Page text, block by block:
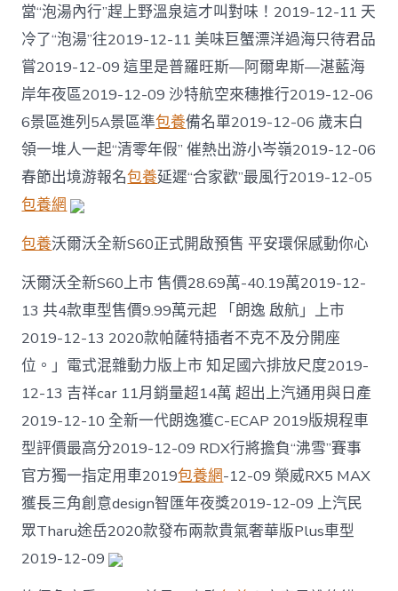
梅
季，
這
四
個
地
S
包
養
方，
擇
往
個？〉
中
當“泡湯內行”趕上野溫泉這才叫對味！2019-12-11 天
冷了“泡湯”往2019-12-11 美味巨蟹漂洋過海只待君品
嘗2019-12-09 這里是普羅旺斯—阿爾卑斯—湛藍海
岸年夜區2019-12-09 沙特航空來穗推行2019-12-06
6景區進列5A景區準包養備名單2019-12-06 歲末白
領一堆人一起“清零年假” 催熱出游小岑嶺2019-12-06
春節出境游報名包養延遲“合家歡”最風行2019-12-05
包養網
包養沃爾沃全新S60正式開啟預售 平安環保感動你心
沃爾沃全新S60上市 售價28.69萬-40.19萬2019-12-
13 共4款車型售價9.99萬元起 「朗逸 啟航」上市
2019-12-13 2020款帕薩特插者不克不及分開座
位。」電式混雜動力版上市 知足國六排放尺度2019-
12-13 吉祥car 11月銷量超14萬 超出上汽通用與日產
2019-12-10 全新一代朗逸獲C-ECAP 2019版規程車
型評價最高分2019-12-09 RDX行將擔負“沸雪”賽事
官方獨一指定用車2019包養網-12-09 榮威RX5 MAX
獲長三角創意design智匯年夜獎2019-12-09 上汽民
眾Tharu途岳2020款發布兩款貴氣奢華版Plus車型
2019-12-09